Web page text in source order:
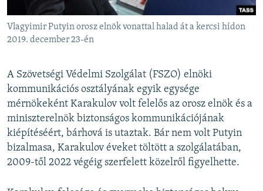
Vlagyimir Putyin orosz elnök vonattal halad át a kercsi hídon
2019. december 23-én
A Szövetségi Védelmi Szolgálat (FSZO) elnöki
kommunikációs osztályának egyik egysége
mérnökeként Karakulov volt felelős az orosz elnök és a
miniszterelnök biztonságos kommunikációjának
kiépítéséért, bárhová is utaztak. Bár nem volt Putyin
bizalmasa, Karakulov éveket töltött a szolgálatában,
2009-től 2022 végéig szerfelett közelről figyelhette.